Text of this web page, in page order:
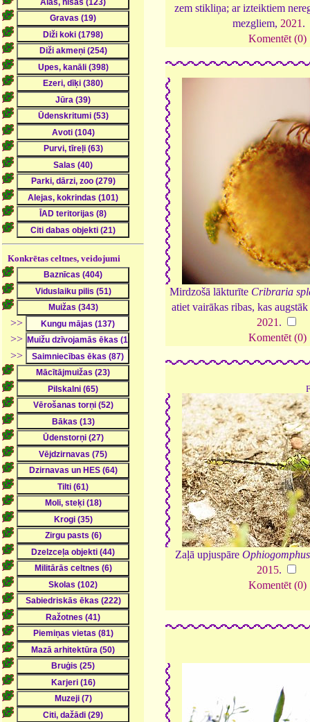
Konkrētas celtnes, veidojumi
>>
>>
>>
zem stikliņa; ar izteiktiem
mezgliem, 2021 .
Komentēt (0)
Mirdzošā lākturīte Cribraria
atiet vairākas ribas, kas
2021 .
Komentēt (0)
Zaļā upjuspāre
2015.
Komentēt (0)